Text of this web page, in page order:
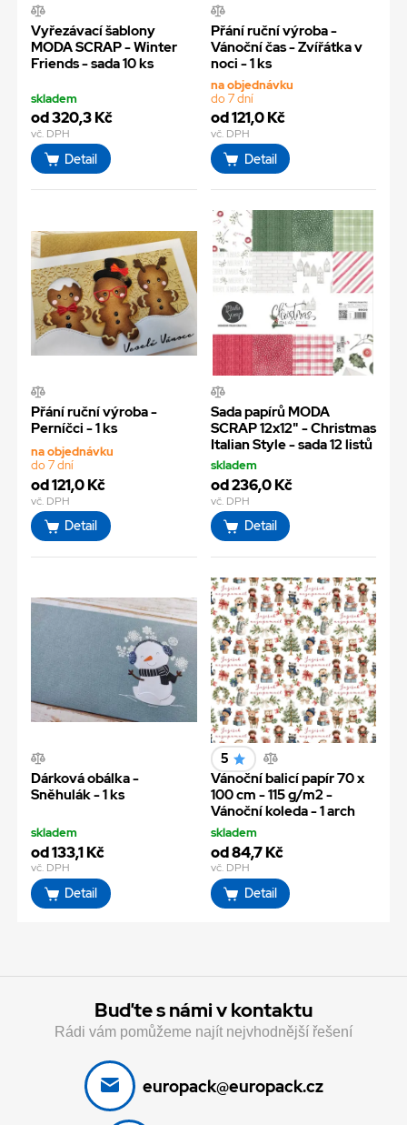
Vyřezávací šablony
MODA SCRAP - Winter
Friends - sada 10 ks
skladem
od 320,3 Kč
vč. DPH
Detail
Přání ruční výroba -
Vánoční čas - Zvířátka v
noci - 1 ks
na objednávku
do 7 dní
od 121,0 Kč
vč. DPH
Detail
Přání ruční výroba -
Perníčci - 1 ks
na objednávku
do 7 dní
od 121,0 Kč
vč. DPH
Detail
Sada papírů MODA
SCRAP 12x12" - Christmas
Italian Style - sada 12 listů
skladem
od 236,0 Kč
vč. DPH
Detail
Dárková obálka -
Sněhulák - 1 ks
skladem
od 133,1 Kč
vč. DPH
Detail
5
Vánoční balicí papír 70 x
100 cm - 115 g/m2 -
Vánoční koleda - 1 arch
skladem
od 84,7 Kč
vč. DPH
Detail
Buďte s námi v kontaktu
Rádi vám pomůžeme najít nejvhodnější řešení
europack@europack.cz